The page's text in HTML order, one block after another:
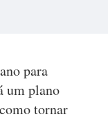
para
um plano
tornar